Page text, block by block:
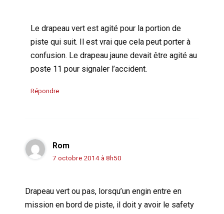
Le drapeau vert est agité pour la portion de
piste qui suit. Il est vrai que cela peut porter à
confusion. Le drapeau jaune devait être agité au
poste 11 pour signaler l’accident.
Répondre
Rom
7 octobre 2014 à 8h50
Drapeau vert ou pas, lorsqu’un engin entre en
mission en bord de piste, il doit y avoir le safety